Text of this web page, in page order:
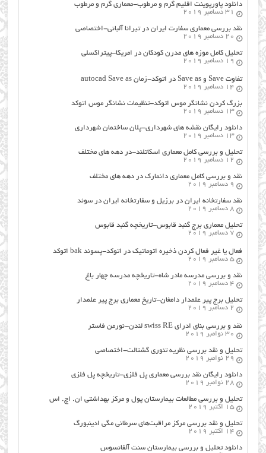
دانلود پاورپوینت اقلیم گرم و مرطوب-معماری گرم و مرطوب
31 دسامبر 2019
نقد بررسی معماری سفارت ایران در تیرانا آلبانی-اختصاصی
20 دسامبر 2019
تحلیل کامل موزه های مدرن کودکان در امریکا-پیتراکسلی
19 دسامبر 2019
تفاوت Save و Save as در اتوکد-زمان autocad Save as
14 دسامبر 2019
بزرگ کردن نشانگر موس اتوکد-تنظیمات نشانگر موس اتوکد
13 دسامبر 2019
دانلود رایگان نقشه های شهرداری-پلان ساختمان شهرداری
13 دسامبر 2019
تحلیل و بررسی کامل معماری اسکاتلند-در دهه های مختلف
12 دسامبر 2019
نقد و بررسی کامل معماری دانمارک در دهه های مختلف
9 دسامبر 2019
نقد سفارتخانه ایران در برزیل و سفارتخانه ایران در سوئد
8 دسامبر 2019
تحلیل معماری برج گنبد قابوس-تاریخچه گنبد قابوس
7 دسامبر 2019
فعال یا غیر فعال کردن ذخیره اتوماتیک در اتوکد-پسوند bak اتوکد
5 دسامبر 2019
نقد و بررسی مدرسه مادر شاه-تاریخچه مدرسه چهار باغ
4 دسامبر 2019
تحلیل برج پیر علمدار دامغان-تاریخ معماری برج پیر علمدار
2 دسامبر 2019
نقد و بررسی بنای ادرای swiss RE لندن-نورمن فاستر
30 نوامبر 2019
تحلیل و نقد بررسی نظریه تئوری گشتالت-اختصاصی
29 نوامبر 2019
دانلود رایگان نقد بررسی معماری پل فلزی-تاریخچه پل فلزی
28 نوامبر 2019
تحلیل و بررسی مطالعات بیمارستان پول و مرکز بهداشتی ان. اچ. اس
15 اکتبر 2019
تحلیل و نقد بررسی مرکز مراقبت‌های سرطانی مگی ادینبورگ
14 اکتبر 2019
دانلود تحلیل و بررسی بیمارستان سنت آلفانسوس